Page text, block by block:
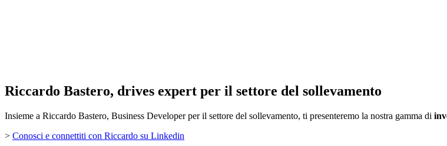
Riccardo Bastero, drives expert per il settore del sollevamento
Insieme a Riccardo Bastero, Business Developer per il settore del sollevamento, ti presenteremo la nostra gamma di
> Conosci e connettiti con Riccardo su Linkedin